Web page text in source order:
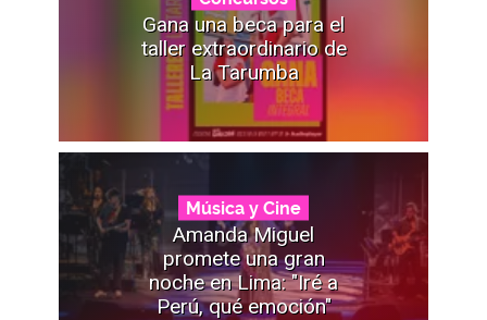
Gana una beca para el
taller extraordinario de
La Tarumba
Música y Cine
Amanda Miguel
promete una gran
noche en Lima: "Iré a
Perú, qué emoción"